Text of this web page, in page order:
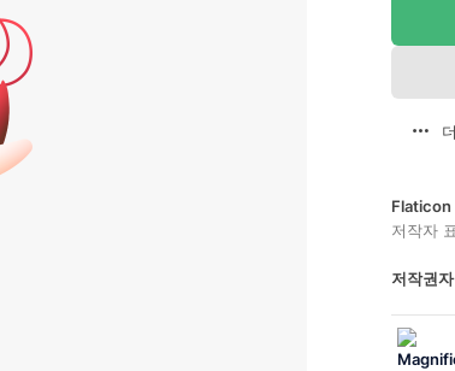
Flaticon
저작자
저작권